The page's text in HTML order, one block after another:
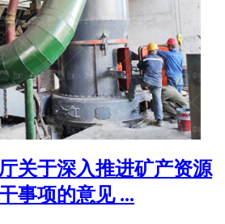
关于深入推进矿产资源
事项的意见 ...